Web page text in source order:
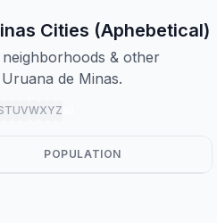
Cities (Aphebetical)
& other
de Minas.
TUVWXYZ
POPULATION